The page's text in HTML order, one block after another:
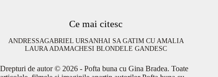
Ce mai citesc
ANDRESSAGABRIEL URSANHAI SA GATIM CU AMALIA
LAURA ADAMACHESI BLONDELE GANDESC
Drepturi de autor © 2026 - Pofta buna cu Gina Bradea. Toate